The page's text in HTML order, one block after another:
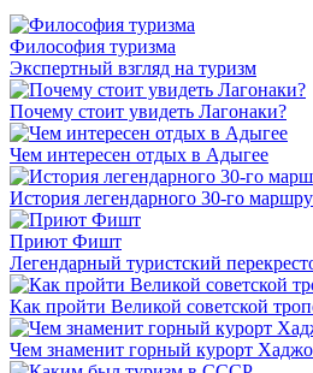
Философия туризма
Экспертный взгляд на туризм
Почему стоит увидеть Лагонаки?
Чем интересен отдых в Адыгее
История легендарного 30-го
Приют Фишт
Легендарный туристский
Как пройти Великой советской
Чем знаменит горный курорт